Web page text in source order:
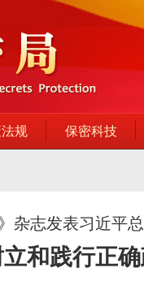
规 保密科技
》杂志发表习近平
和践行正